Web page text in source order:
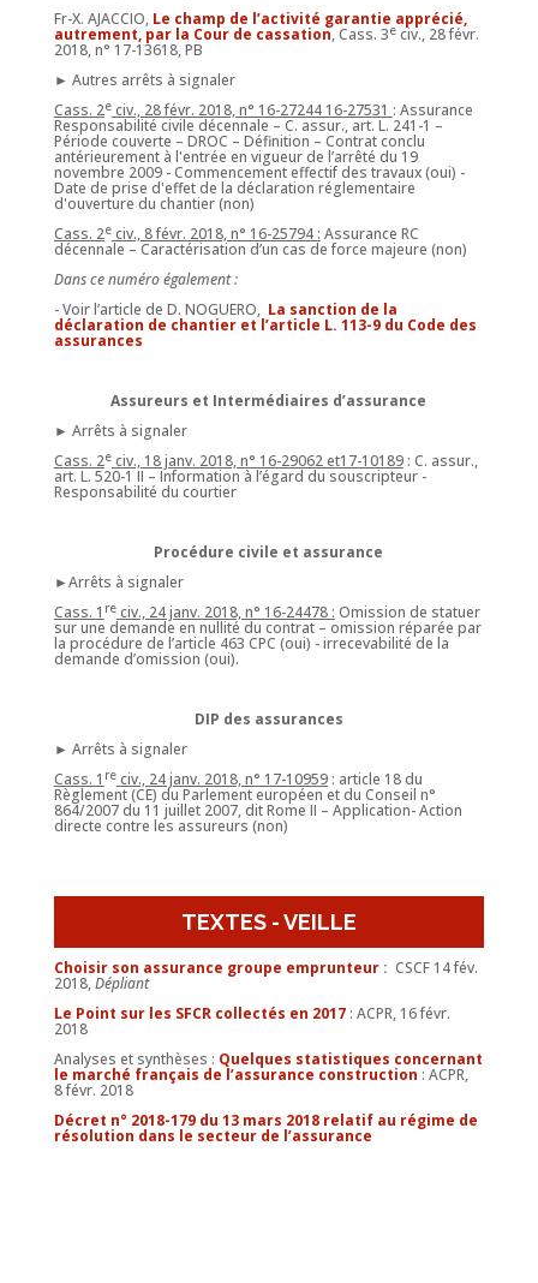
Fr-X. AJACCIO,Le champ de l’activité garantie apprécié,
autrement, par la Cour de cassation, Cass. 3eciv., 28 févr.
2018, n° 17-13618, PB
► Autres arrêts à signaler
Cass. 2eciv., 28 févr. 2018, n° 16-27244 16-27531 : Assurance
Responsabilité civile décennale – C. assur., art. L. 241-1 –
Période couverte – DROC – Définition – Contrat conclu
antérieurement à l'entrée en vigueur de l’arrêté du 19
novembre 2009 - Commencement effectif des travaux (oui) -
Date de prise d'effet de la déclaration réglementaire
d'ouverture du chantier (non)
Cass. 2eciv., 8 févr. 2018, n° 16-25794 : Assurance RC
décennale – Caractérisation d’un cas de force majeure (non)
Dans ce numéro également :
- Voir l’article de D. NOGUERO, La sanction de la
déclaration de chantier et l’article L. 113-9 du Code des
assurances
Assureurs et Intermédiaires d’assurance
► Arrêts à signaler
Cass. 2eciv., 18 janv. 2018, n° 16-29062 et17-10189: C. assur.,
art. L. 520-1 II – Information à l’égard du souscripteur -
Responsabilité du courtier
Procédure civile et assurance
►Arrêts à signaler
Cass. 1 reciv., 24 janv. 2018, n° 16-24478 : Omission de statuer
sur une demande en nullité du contrat – omission réparée par
la procédure de l’article 463 CPC (oui) - irrecevabilité de la
demande d’omission (oui).
DIP des assurances
► Arrêts à signaler
Cass. 1 reciv., 24 janv. 2018, n° 17-10959: article 18 du
Règlement (CE) du Parlement européen et du Conseil n°
864/2007 du 11 juillet 2007, dit Rome II – Application- Action
directe contre les assureurs (non)
TEXTES - VEILLE
Choisir son assurance groupe emprunteur: CSCF 14 fév.
2018,Dépliant
Le Point sur les SFCR collectés en 2017 : ACPR, 16 févr.
2018
Analyses et synthèses : Quelques statistiques concernant
le marché français de l’assurance construction : ACPR,
8 févr. 2018
Décret n° 2018-179 du 13 mars 2018 relatif au régime de
résolution dans le secteur de l’assurance